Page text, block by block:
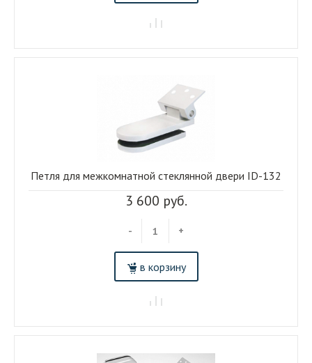
3 600 руб.
- +
в корзину
Петля для межкомнатной стеклянной двери ID-132